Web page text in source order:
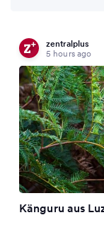
zentralplus
5 hours ago
Känguru aus